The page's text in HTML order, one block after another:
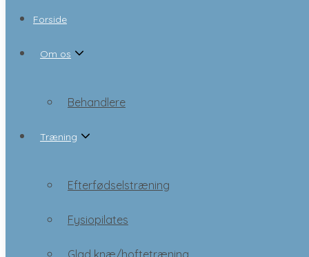
Om os
Træning
Fysiopilates
Glad knæ/hoftetræning
Glad ryg
Forside
Om os
Behandlere
Træning
Efterfødselstræning
Fysiopilates
Glad knæ/hoftetræning